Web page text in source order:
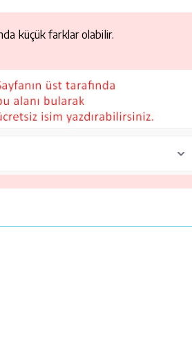
küçük farklar olabilir.